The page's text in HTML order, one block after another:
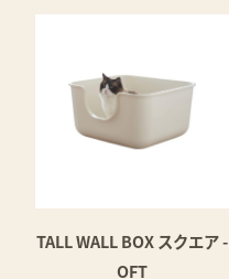
TALL WALL BOX スクエア -
OFT